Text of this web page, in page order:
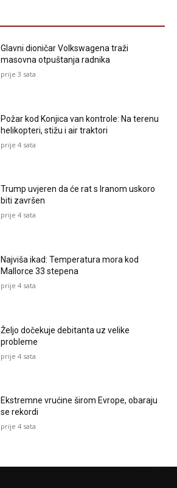
Glavni dioničar Volkswagena traži
masovna otpuštanja radnika
prije 3 sata
Požar kod Konjica van kontrole: Na terenu
helikopteri, stižu i air traktori
prije 4 sata
Trump uvjeren da će rat s Iranom uskoro
biti završen
prije 4 sata
Najviša ikad: Temperatura mora kod
Mallorce 33 stepena
prije 4 sata
Željo dočekuje debitanta uz velike
probleme
prije 4 sata
Ekstremne vrućine širom Evrope, obaraju
se rekordi
prije 4 sata